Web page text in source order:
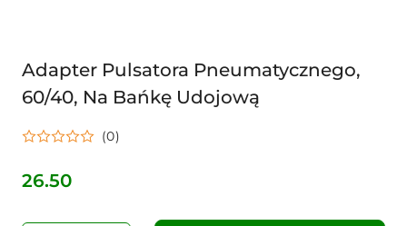
Adapter Pulsatora Pneumatycznego,
60/40, Na Bańkę Udojową
(0)
Cena:
26.50